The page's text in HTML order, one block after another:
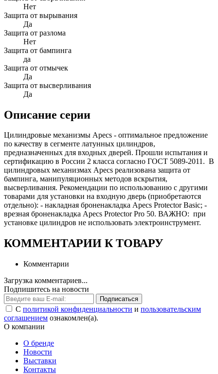
Нет
Защита от вырывания
Да
Защита от разлома
Нет
Защита от бампинга
да
Защита от отмычек
Да
Защита от высверливания
Да
Описание серии
Цилиндровые механизмы Apecs - оптимальное предложение
по качеству в сегменте латунных цилиндров,
предназначенных для входных дверей. Прошли испытания и
сертификацию в России 2 класса согласно ГОСТ 5089-2011. В
цилиндровых механизмах Apecs реализована защита от
бампинга, манипуляционных методов вскрытия,
высверливания. Рекомендации по использованию с другими
товарами для установки на входную дверь (приобретаются
отдельно): - накладная броненакладка Apecs Protector Basic; -
врезная броненакладка Apecs Protector Pro 50. ВАЖНО: при
установке цилиндров не использовать электроинструмент.
КОММЕНТАРИИ К ТОВАРУ
Комментарии
Загрузка комментариев...
Подпишитесь на новости
Подписаться
С политикой конфиденциальности и пользовательским
соглашением ознакомлен(а).
О компании
О бренде
Новости
Выставки
Контакты